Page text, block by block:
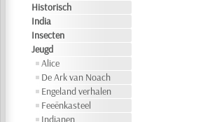
Historisch
India
Insecten
Jeugd
Alice
De Ark van Noach
Engeland verhalen
Feeënkasteel
Indianen